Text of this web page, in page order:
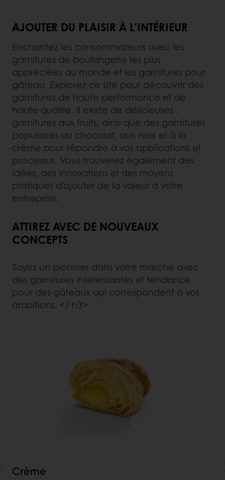
AJOUTER DU PLAISIR À L'INTÉRIEUR
Enchantez les consommateurs avec les
garnitures de boulangerie les plus
appréciées au monde et les garnitures pour
gâteau. Explorez ce site pour découvrir des
garnitures de haute performance et de
haute qualité. Il existe de délicieuses
garnitures aux fruits, ainsi que des garnitures
populaires au chocolat, aux noix et à la
crème pour répondre à vos applications et
processus. Vous trouverez également des
idées, des innovations et des moyens
pratiques d'ajouter de la valeur à votre
entreprise.
ATTIREZ AVEC DE NOUVEAUX
CONCEPTS
Soyez un pionnier dans votre marché avec
des garnitures intéressantes et tendance
pour des gâteaux qui correspondent à vos
ambitions. </ h3>
Crème